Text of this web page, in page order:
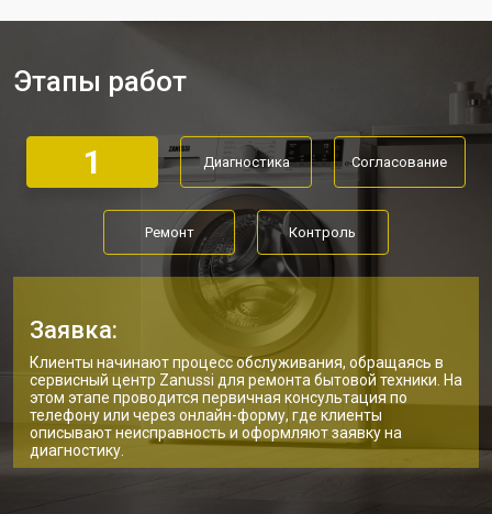
Ремонт или замена петли двери
Ремонт или замена патрубка от 3250 ₽ Заказать
Ремонт платы управления
(восстановление)
Корпусный ремонт (замена резинок,
креплений, кнопок)
от 1850 ₽
от 2750 ₽
Замена щёток стиральной машины
Zanussi
от 3100 ₽
Замена амортизаторов от 2000 ₽ Заказать
Замена подшипников от 2800 ₽ Заказать
Замена мотора стиральной машины
Zanussi
от 3800 ₽ Заказать
Этапы работ
1 Диагностика Согласование
Ремонт Контроль
Заявка:
Клиенты начинают процесс обслуживания, обращаясь в
сервисный центр Zanussi для ремонта бытовой техники. На
этом этапе проводится первичная консультация по
телефону или через онлайн-форму, где клиенты
описывают неисправность и оформляют заявку на
диагностику.